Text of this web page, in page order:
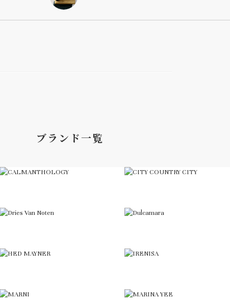
ブランド一覧